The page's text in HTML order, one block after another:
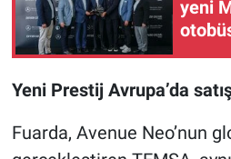
yeni
Yeni Prestij Avrupa’da
Fuarda, Avenue Neo’nun